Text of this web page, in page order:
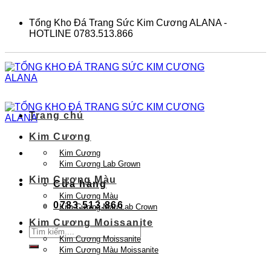
content
Tổng Kho Đá Trang Sức Kim Cương ALANA -
HOTLINE 0783.513.866
Cửa hàng
0783.513.866
Tìm
kiếm:
Trang chủ
Kim Cương
Kim Cương
Kim Cương Lab Grown
Kim Cương Màu
Kim Cương Màu
Kim Cương Màu Lab Crown
Kim Cương Moissanite
Kim Cương Moissanite
Kim Cương Màu Moissanite